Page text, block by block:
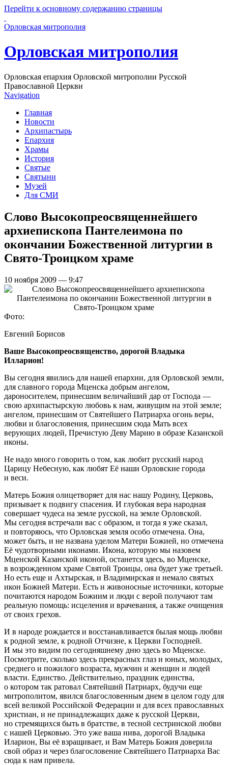
Перейти к основному содержанию страницы
Орловская митрополия
Орловская митрополия
Орловская епархия Орловской митрополии Русской
Православной Церкви
Navigation
Главная
Новости
Архипастырь
Епархия
Храмы
История
Святые
Святыни
Музей
Для СМИ
Слово Высокопреосвященнейшего
архиепископа Пантелеимона по
окончании Божественной литургии в
Свято-Троицком храме
10 ноября 2009 — 9:47
Фото:
Евгений Борисов
Ваше Высокопреосвященство, дорогой Владыка
Илларион!
Вы сегодня явились для нашей епархии, для Орловской земли,
для славного города Мценска добрым ангелом,
дароносителем, принесшим величайший дар от Господа —
свою архипастырскую любовь к нам, живущим на этой земле;
ангелом, принесшим от Святейшего Патриарха огонь веры,
любви и благословения, принесшим сюда Мать всех
верующих людей, Пречистую Деву Марию в образе Казанской
иконы.
Не надо много говорить о том, как любит русский народ
Царицу Небесную, как любят Её наши Орловские города
и веси.
Матерь Божия олицетворяет для нас нашу Родину, Церковь,
призывает к подвигу спасения. И глубокая вера народная
совершает чудеса на земле русской, на земле Орловской.
Мы сегодня встречали вас с образом, и тогда я уже сказал,
и повторяюсь, что Орловская земля особо отмечена. Она,
может быть, и не названа уделом Матери Божией, но отмечена
Её чудотворными иконами. Икона, которую мы назовем
Мценской Казанской иконой, останется здесь, во Мценске,
в возрожденном храме Святой Троицы, она будет уже третьей.
Но есть еще и Ахтырская, и Владимирская и немало святых
икон Божией Матери. Есть и живоносные источники, которые
почитаются народом Божиим и люди с верой получают там
реальную помощь: исцеления и врачевания, а также очищения
от своих грехов.
И в народе рождается и восстанавливается былая мощь любви
к родной земле, к родной Отчизне, к Церкви Господней.
И мы это видим по сегодняшнему дню здесь во Мценске.
Посмотрите, сколько здесь прекрасных глаз и юных, молодых,
среднего и пожилого возраста, мужчин и женщин и людей
власти. Единство. Действительно, праздник единства,
о котором так ратовал Святейший Патриарх, будучи еще
митрополитом, явился благословенным днем в целом году для
всей великой Российской Федерации и для всех православных
христиан, и не принадлежащих даже к русской Церкви,
но стремящихся быть в братстве, в тесной сестринской любви
с нашей Церковью. Это уже ваша нива, дорогой Владыка
Иларион, Вы её взращивает, и Вам Матерь Божия доверила
свой образ и через благословение Святейшего Патриарха Вас
сюда к нам привела.